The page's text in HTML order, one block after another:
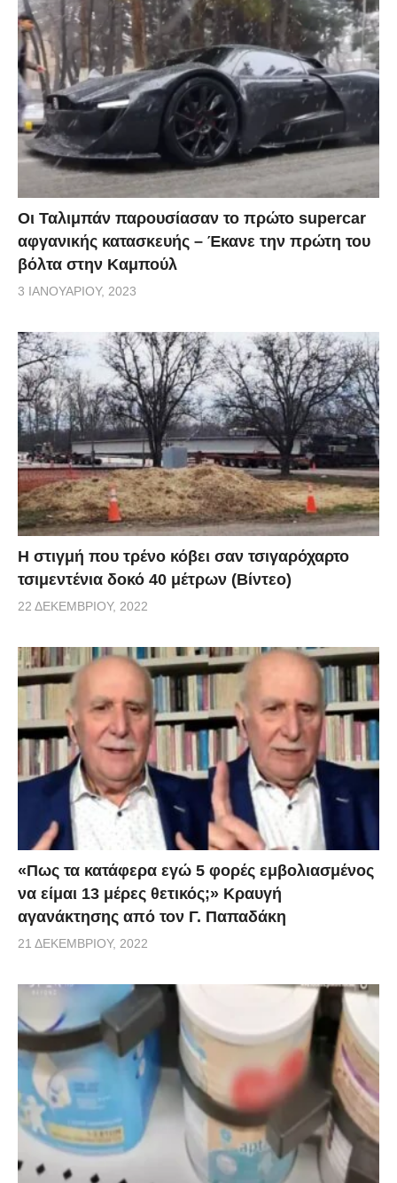
Οι Ταλιμπάν παρουσίασαν το πρώτο supercar
αφγανικής κατασκευής – Έκανε την πρώτη του
βόλτα στην Καμπούλ
3 ΙΑΝΟΥΑΡΊΟΥ, 2023
H στιγμή που τρένο κόβει σαν τσιγαρόχαρτο
τσιμεντένια δοκό 40 μέτρων (Βίντεο)
22 ΔΕΚΕΜΒΡΊΟΥ, 2022
«Πως τα κατάφερα εγώ 5 φορές εμβoλιασμένος
να είμαι 13 μέρες θετικός;» Κραυγή
αγανάκτησης από τον Γ. Παπαδάκη
21 ΔΕΚΕΜΒΡΊΟΥ, 2022